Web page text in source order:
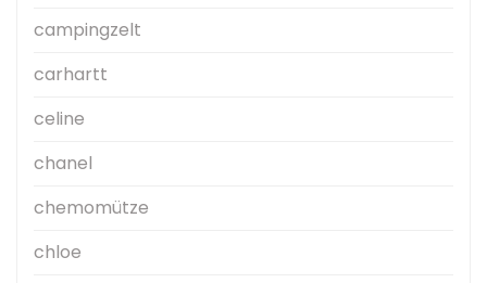
campingzelt
carhartt
celine
chanel
chemomütze
chloe